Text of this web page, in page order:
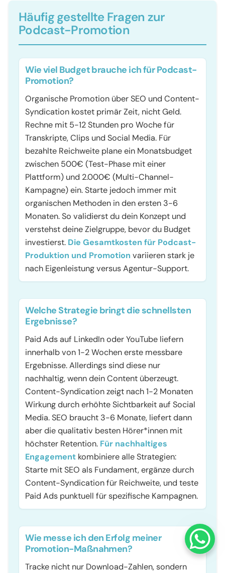
Häufig gestellte Fragen zur
Podcast-Promotion
Wie viel Budget brauche ich für Podcast-
Promotion?
Organische Promotion über SEO und Content-
Syndication kostet primär Zeit, nicht Geld.
Rechne mit 5-12 Stunden pro Woche für
Transkripte, Clips und Social Media. Für
bezahlte Reichweite plane ein Monatsbudget
zwischen 500€ (Test-Phase mit einer
Plattform) und 2.000€ (Multi-Channel-
Kampagne) ein. Starte jedoch immer mit
organischen Methoden in den ersten 3-6
Monaten. So validierst du dein Konzept und
verstehst deine Zielgruppe, bevor du Budget
investierst. Die Gesamtkosten für Podcast-
Produktion und Promotion variieren stark je
nach Eigenleistung versus Agentur-Support.
Welche Strategie bringt die schnellsten
Ergebnisse?
Paid Ads auf LinkedIn oder YouTube liefern
innerhalb von 1-2 Wochen erste messbare
Ergebnisse. Allerdings sind diese nur
nachhaltig, wenn dein Content überzeugt.
Content-Syndication zeigt nach 1-2 Monaten
Wirkung durch erhöhte Sichtbarkeit auf Social
Media. SEO braucht 3-6 Monate, liefert dann
aber die qualitativ besten Hörer*innen mit
höchster Retention. Für nachhaltiges
Engagement kombiniere alle Strategien:
Starte mit SEO als Fundament, ergänze durch
Content-Syndication für Reichweite, und teste
Paid Ads punktuell für spezifische Kampagnen.
Wie messe ich den Erfolg meiner
Promotion-Maßnahmen?
Tracke nicht nur Download-Zahlen, sondern